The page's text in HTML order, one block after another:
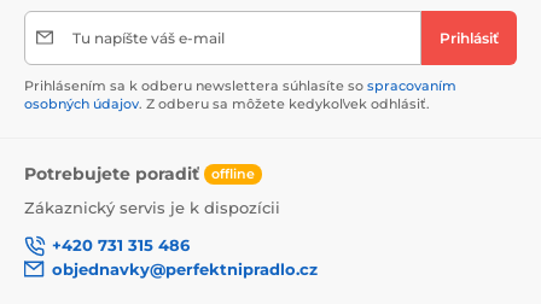
Tu napíšte váš e-mail Prihlásiť
Prihlásením sa k odberu newslettera súhlasíte so spracovaním
osobných údajov. Z odberu sa môžete kedykoľvek odhlásiť.
Potrebujete poradiť offline
Zákaznický servis je k dispozícii
+420 731 315 486
objednavky@perfektnipradlo.cz